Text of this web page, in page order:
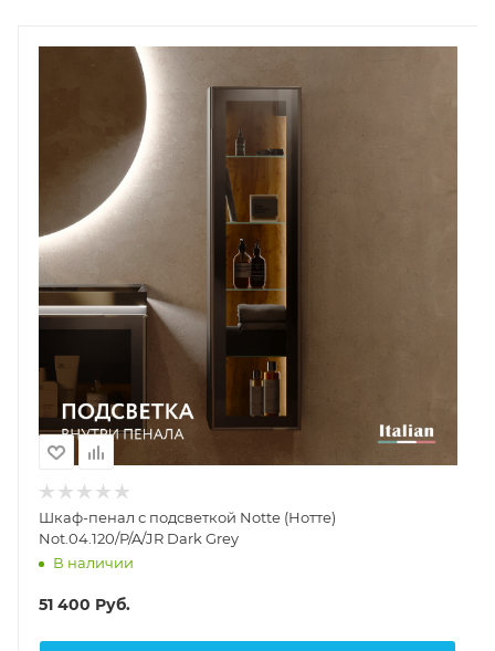
Шкаф-пенал с подсветкой Notte (Нотте)
Not.04.120/P/A/JR Dark Grey
В наличии
51 400 Руб.